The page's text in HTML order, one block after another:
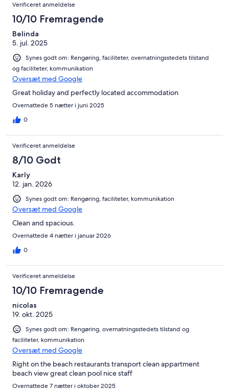
Verificeret anmeldelse
10/10 Fremragende
Belinda
5. jul. 2025
Synes godt om: Rengøring, faciliteter, overnatningsstedets tilstand
og faciliteter, kommunikation
Oversæt med Google
Great holiday and perfectly located accommodation
Overnattede 5 nætter i juni 2025
0
Verificeret anmeldelse
8/10 Godt
Karly
12. jan. 2026
Synes godt om: Rengøring, faciliteter, kommunikation
Oversæt med Google
Clean and spacious.
Overnattede 4 nætter i januar 2026
0
Verificeret anmeldelse
10/10 Fremragende
nicolas
19. okt. 2025
Synes godt om: Rengøring, overnatningsstedets tilstand og
faciliteter, kommunikation
Oversæt med Google
Right on the beach restaurants transport clean appartment
beach view great clean pool nice staff
Overnattede 7 nætter i oktober 2025